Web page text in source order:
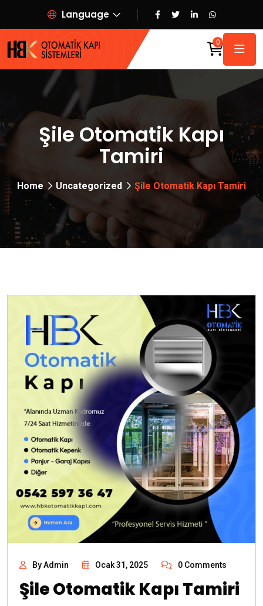
Language
0
Şile Otomatik Kapı
Tamiri
Home Uncategorized Şile Otomatik Kapı Tamiri
By Admin Ocak 31, 2025 0 Comments
Şile Otomatik Kapı Tamiri